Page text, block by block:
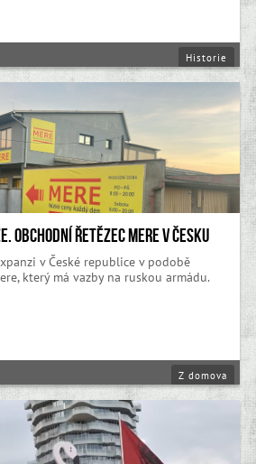
Historie
Obchodní řetězec Mere v Česku
v České republice v podobě
který má vazby na ruskou armádu.
Z domova